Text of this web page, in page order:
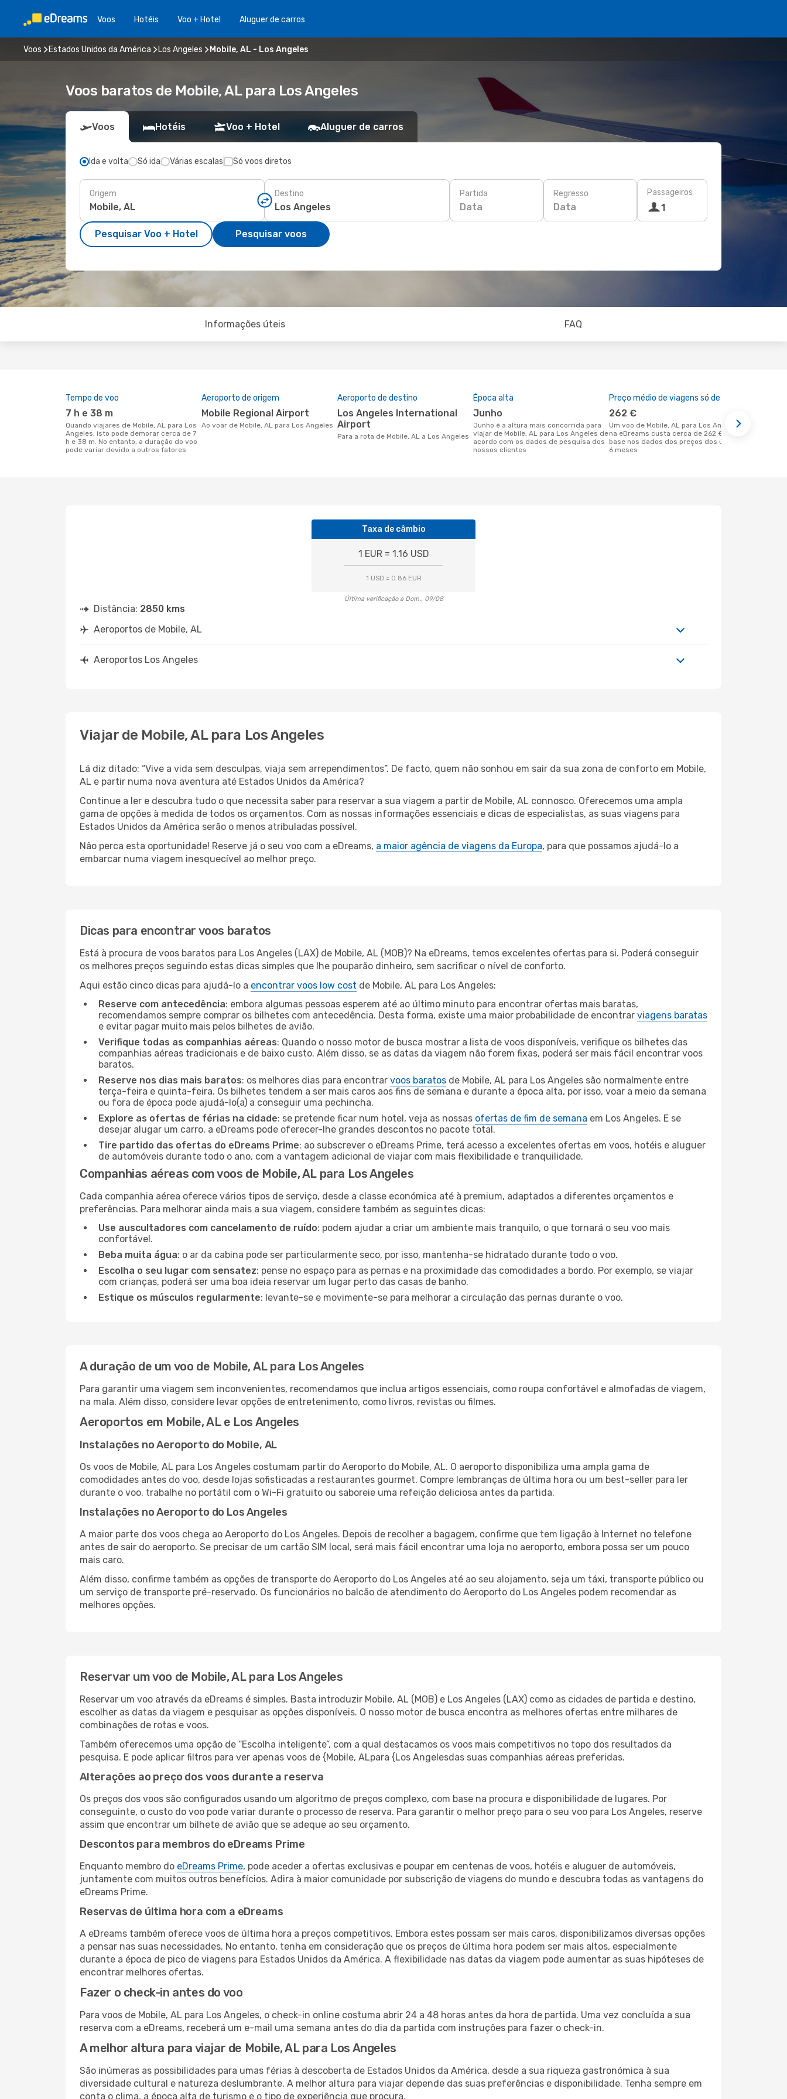
Voos Hotéis Voo + Hotel Aluguer de carros
Voos Estados Unidos da América Los Angeles Mobile, AL - Los Angeles
Voos baratos de Mobile, AL para Los Angeles
Voos Hotéis Voo + Hotel Aluguer de carros
Ida e volta Só ida Várias escalas Só voos diretos
Origem Destino Partida
Data
Regresso
Data
Passageiros
1
Pesquisar Voo + Hotel Pesquisar voos
Informações úteis FAQ
Tempo de voo
7 h e 38 m
Quando viajares de Mobile, AL para Los
Angeles, isto pode demorar cerca de 7
h e 38 m. No entanto, a duração do voo
pode variar devido a outros fatores
Aeroporto de origem
Mobile Regional Airport
Ao voar de Mobile, AL para Los Angeles
Aeroporto de destino
Los Angeles International
Airport
Para a rota de Mobile, AL a Los Angeles
Época alta
junho
junho é a altura mais concorrida para
viajar de Mobile, AL para Los Angeles de
acordo com os dados de pesquisa dos
nossos clientes
Preço médio de viagens só de ida
262 €
Um voo de Mobile, AL para Los Angeles
na eDreams custa cerca de 262 €, com
base nos dados dos preços dos últimos
6 meses
Taxa de câmbio
1 EUR = 1.16 USD
1 USD = 0.86 EUR
Última verificação a Dom., 09/08
Distância: 2850 kms
Aeroportos de Mobile, AL
Aeroportos Los Angeles
Viajar de Mobile, AL para Los Angeles
Lá diz ditado: “Vive a vida sem desculpas, viaja sem arrependimentos”. De facto, quem não sonhou em sair da sua zona de conforto em Mobile,
AL e partir numa nova aventura até Estados Unidos da América?
Continue a ler e descubra tudo o que necessita saber para reservar a sua viagem a partir de Mobile, AL connosco. Oferecemos uma ampla
gama de opções à medida de todos os orçamentos. Com as nossas informações essenciais e dicas de especialistas, as suas viagens para
Estados Unidos da América serão o menos atribuladas possível.
Não perca esta oportunidade! Reserve já o seu voo com a eDreams, a maior agência de viagens da Europa, para que possamos ajudá-lo a
embarcar numa viagem inesquecível ao melhor preço.
Dicas para encontrar voos baratos
Está à procura de voos baratos para Los Angeles (LAX) de Mobile, AL (MOB)? Na eDreams, temos excelentes ofertas para si. Poderá conseguir
os melhores preços seguindo estas dicas simples que lhe pouparão dinheiro, sem sacrificar o nível de conforto.
Aqui estão cinco dicas para ajudá-lo a encontrar voos low cost de Mobile, AL para Los Angeles:
Reserve com antecedência: embora algumas pessoas esperem até ao último minuto para encontrar ofertas mais baratas,
recomendamos sempre comprar os bilhetes com antecedência. Desta forma, existe uma maior probabilidade de encontrar viagens baratas
e evitar pagar muito mais pelos bilhetes de avião.
Verifique todas as companhias aéreas: Quando o nosso motor de busca mostrar a lista de voos disponíveis, verifique os bilhetes das
companhias aéreas tradicionais e de baixo custo. Além disso, se as datas da viagem não forem fixas, poderá ser mais fácil encontrar voos
baratos.
Reserve nos dias mais baratos: os melhores dias para encontrar voos baratos de Mobile, AL para Los Angeles são normalmente entre
terça-feira e quinta-feira. Os bilhetes tendem a ser mais caros aos fins de semana e durante a época alta, por isso, voar a meio da semana
ou fora de época pode ajudá-lo(a) a conseguir uma pechincha.
Explore as ofertas de férias na cidade: se pretende ficar num hotel, veja as nossas ofertas de fim de semana em Los Angeles. E se
desejar alugar um carro, a eDreams pode oferecer-lhe grandes descontos no pacote total.
Tire partido das ofertas do eDreams Prime: ao subscrever o eDreams Prime, terá acesso a excelentes ofertas em voos, hotéis e aluguer
de automóveis durante todo o ano, com a vantagem adicional de viajar com mais flexibilidade e tranquilidade.
Companhias aéreas com voos de Mobile, AL para Los Angeles
Cada companhia aérea oferece vários tipos de serviço, desde a classe económica até à premium, adaptados a diferentes orçamentos e
preferências. Para melhorar ainda mais a sua viagem, considere também as seguintes dicas:
Use auscultadores com cancelamento de ruído: podem ajudar a criar um ambiente mais tranquilo, o que tornará o seu voo mais
confortável.
Beba muita água: o ar da cabina pode ser particularmente seco, por isso, mantenha-se hidratado durante todo o voo.
Escolha o seu lugar com sensatez: pense no espaço para as pernas e na proximidade das comodidades a bordo. Por exemplo, se viajar
com crianças, poderá ser uma boa ideia reservar um lugar perto das casas de banho.
Estique os músculos regularmente: levante-se e movimente-se para melhorar a circulação das pernas durante o voo.
A duração de um voo de Mobile, AL para Los Angeles
Para garantir uma viagem sem inconvenientes, recomendamos que inclua artigos essenciais, como roupa confortável e almofadas de viagem,
na mala. Além disso, considere levar opções de entretenimento, como livros, revistas ou filmes.
Aeroportos em Mobile, AL e Los Angeles
Instalações no Aeroporto do Mobile, AL
Os voos de Mobile, AL para Los Angeles costumam partir do Aeroporto do Mobile, AL. O aeroporto disponibiliza uma ampla gama de
comodidades antes do voo, desde lojas sofisticadas a restaurantes gourmet. Compre lembranças de última hora ou um best-seller para ler
durante o voo, trabalhe no portátil com o Wi-Fi gratuito ou saboreie uma refeição deliciosa antes da partida.
Instalações no Aeroporto do Los Angeles
A maior parte dos voos chega ao Aeroporto do Los Angeles. Depois de recolher a bagagem, confirme que tem ligação à Internet no telefone
antes de sair do aeroporto. Se precisar de um cartão SIM local, será mais fácil encontrar uma loja no aeroporto, embora possa ser um pouco
mais caro.
Além disso, confirme também as opções de transporte do Aeroporto do Los Angeles até ao seu alojamento, seja um táxi, transporte público ou
um serviço de transporte pré-reservado. Os funcionários no balcão de atendimento do Aeroporto do Los Angeles podem recomendar as
melhores opções.
Reservar um voo de Mobile, AL para Los Angeles
Reservar um voo através da eDreams é simples. Basta introduzir Mobile, AL (MOB) e Los Angeles (LAX) como as cidades de partida e destino,
escolher as datas da viagem e pesquisar as opções disponíveis. O nosso motor de busca encontra as melhores ofertas entre milhares de
combinações de rotas e voos.
Também oferecemos uma opção de “Escolha inteligente”, com a qual destacamos os voos mais competitivos no topo dos resultados da
pesquisa. E pode aplicar filtros para ver apenas voos de {Mobile, ALpara {Los Angelesdas suas companhias aéreas preferidas.
Alterações ao preço dos voos durante a reserva
Os preços dos voos são configurados usando um algoritmo de preços complexo, com base na procura e disponibilidade de lugares. Por
conseguinte, o custo do voo pode variar durante o processo de reserva. Para garantir o melhor preço para o seu voo para Los Angeles, reserve
assim que encontrar um bilhete de avião que se adeque ao seu orçamento.
Descontos para membros do eDreams Prime
Enquanto membro do eDreams Prime, pode aceder a ofertas exclusivas e poupar em centenas de voos, hotéis e aluguer de automóveis,
juntamente com muitos outros benefícios. Adira à maior comunidade por subscrição de viagens do mundo e descubra todas as vantagens do
eDreams Prime.
Reservas de última hora com a eDreams
A eDreams também oferece voos de última hora a preços competitivos. Embora estes possam ser mais caros, disponibilizamos diversas opções
a pensar nas suas necessidades. No entanto, tenha em consideração que os preços de última hora podem ser mais altos, especialmente
durante a época de pico de viagens para Estados Unidos da América. A flexibilidade nas datas da viagem pode aumentar as suas hipóteses de
encontrar melhores ofertas.
Fazer o check-in antes do voo
Para voos de Mobile, AL para Los Angeles, o check-in online costuma abrir 24 a 48 horas antes da hora de partida. Uma vez concluída a sua
reserva com a eDreams, receberá um e-mail uma semana antes do dia da partida com instruções para fazer o check-in.
A melhor altura para viajar de Mobile, AL para Los Angeles
São inúmeras as possibilidades para umas férias à descoberta de Estados Unidos da América, desde a sua riqueza gastronómica à sua
diversidade cultural e natureza deslumbrante. A melhor altura para viajar depende das suas preferências e disponibilidade. Tenha sempre em
conta o clima, a época alta de turismo e o tipo de experiência que procura.